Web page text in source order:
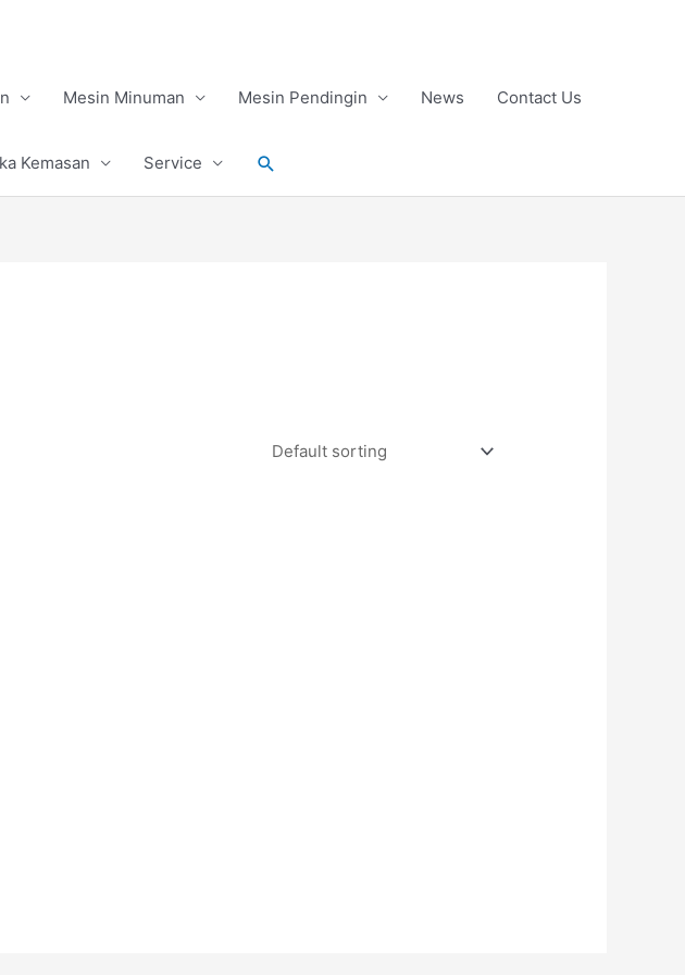
Mesin Minuman Mesin Pendingin News Contact Us
Kemasan Service Search